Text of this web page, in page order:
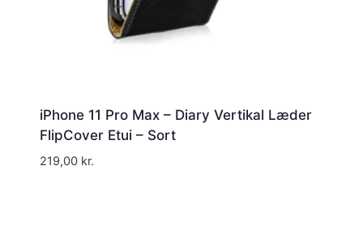
iPhone 11 Pro Max – Diary Vertikal Læder
FlipCover Etui – Sort
219,00 kr.